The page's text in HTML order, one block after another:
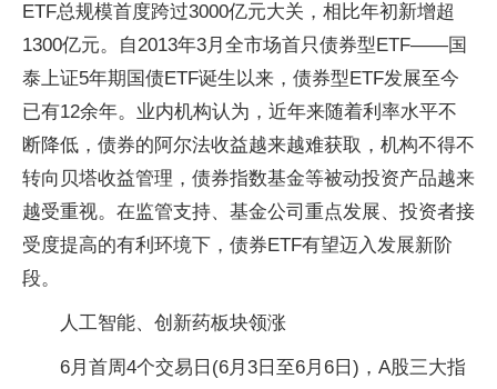
ETF总规模首度跨过3000亿元大关，相比年初新增超
1300亿元。自2013年3月全市场首只债券型ETF——国
泰上证5年期国债ETF诞生以来，债券型ETF发展至今
已有12余年。业内机构认为，近年来随着利率水平不
断降低，债券的阿尔法收益越来越难获取，机构不得不
转向贝塔收益管理，债券指数基金等被动投资产品越来
越受重视。在监管支持、基金公司重点发展、投资者接
受度提高的有利环境下，债券ETF有望迈入发展新阶
段。
人工智能、创新药板块领涨
6月首周4个交易日(6月3日至6月6日)，A股三大指